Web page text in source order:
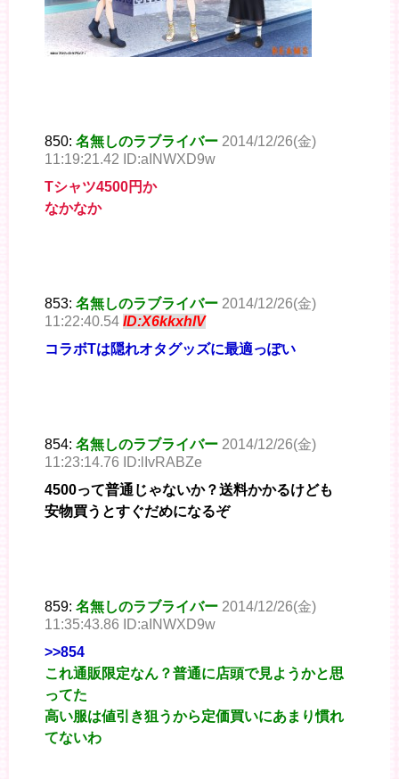
850: 名無しのラブライバー 2014/12/26(金)
11:19:21.42 ID:aINWXD9w
Tシャツ4500円か
なかなか
853: 名無しのラブライバー 2014/12/26(金)
11:22:40.54 ID:X6kkxhlV
コラボTは隠れオタグッズに最適っぽい
854: 名無しのラブライバー 2014/12/26(金)
11:23:14.76 ID:lIvRABZe
4500って普通じゃないか？送料かかるけども
安物買うとすぐだめになるぞ
859: 名無しのラブライバー 2014/12/26(金)
11:35:43.86 ID:aINWXD9w
>>854
これ通販限定なん？普通に店頭で見ようかと思
ってた
高い服は値引き狙うから定価買いにあまり慣れ
てないわ